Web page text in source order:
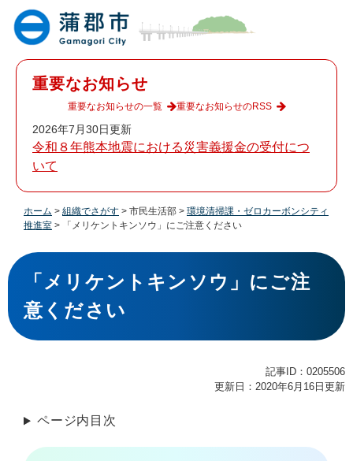
重要なお知らせ
2026年7月30日更新
令和８年熊本地震における災害義援金の受付につ
いて
重要なお知らせの一覧 重要なお知らせのRSS
ホーム > 組織でさがす > 市民生活部 > 環境清掃課・ゼロカーボンシティ
推進室 > 「メリケントキンソウ」にご注意ください
本
文
「メリケントキンソウ」にご注
意ください
記事ID：0205506
更新日：2020年6月16日更新
ページ内目次